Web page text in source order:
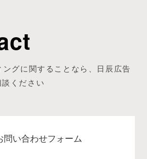
グに関することなら、日辰広告
ください
問い合わせフォーム